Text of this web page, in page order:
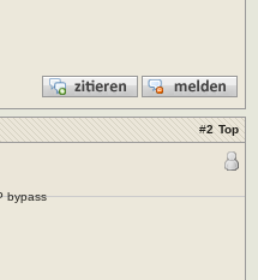
#2 Top
bypass